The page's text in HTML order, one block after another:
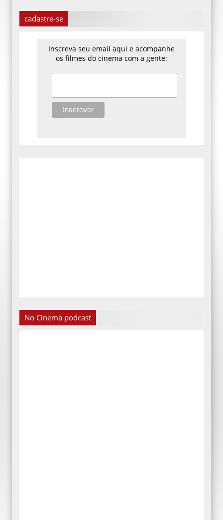
cadastre-se
Inscreva seu email aqui e acompanhe
os filmes do cinema com a gente:
No Cinema podcast